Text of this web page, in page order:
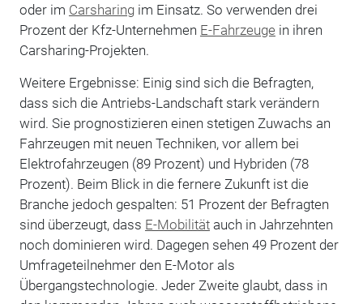
oder im Carsharingim Einsatz. So verwenden drei
Prozent der Kfz-Unternehmen E-Fahrzeuge in ihren
Carsharing-Projekten.
Weitere Ergebnisse: Einig sind sich die Befragten,
dass sich die Antriebs-Landschaft stark verändern
wird. Sie prognostizieren einen stetigen Zuwachs an
Fahrzeugen mit neuen Techniken, vor allem bei
Elektrofahrzeugen (89 Prozent) und Hybriden (78
Prozent). Beim Blick in die fernere Zukunft ist die
Branche jedoch gespalten: 51 Prozent der Befragten
sind überzeugt, dass E-Mobilitätauch in Jahrzehnten
noch dominieren wird. Dagegen sehen 49 Prozent der
Umfrageteilnehmer den E-Motor als
Übergangstechnologie. Jeder Zweite glaubt, dass in